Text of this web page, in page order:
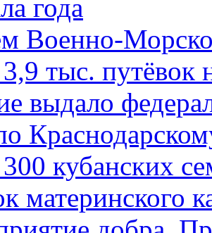
года
Военно-
тыс. путёвок
выдало
кубанских
материнского